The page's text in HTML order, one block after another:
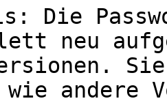
Die
neu
andere